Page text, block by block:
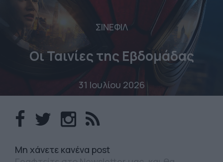
ΣΙΝΕΦΙΛ
Οι Ταινίες της Εβδομάδας
31 Ιουλίου 2026
Mη χάνετε κανένα post